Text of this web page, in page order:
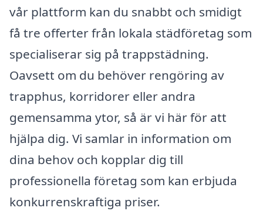
vår plattform kan du snabbt och smidigt
få tre offerter från lokala städföretag som
specialiserar sig på trappstädning.
Oavsett om du behöver rengöring av
trapphus, korridorer eller andra
gemensamma ytor, så är vi här för att
hjälpa dig. Vi samlar in information om
dina behov och kopplar dig till
professionella företag som kan erbjuda
konkurrenskraftiga priser.